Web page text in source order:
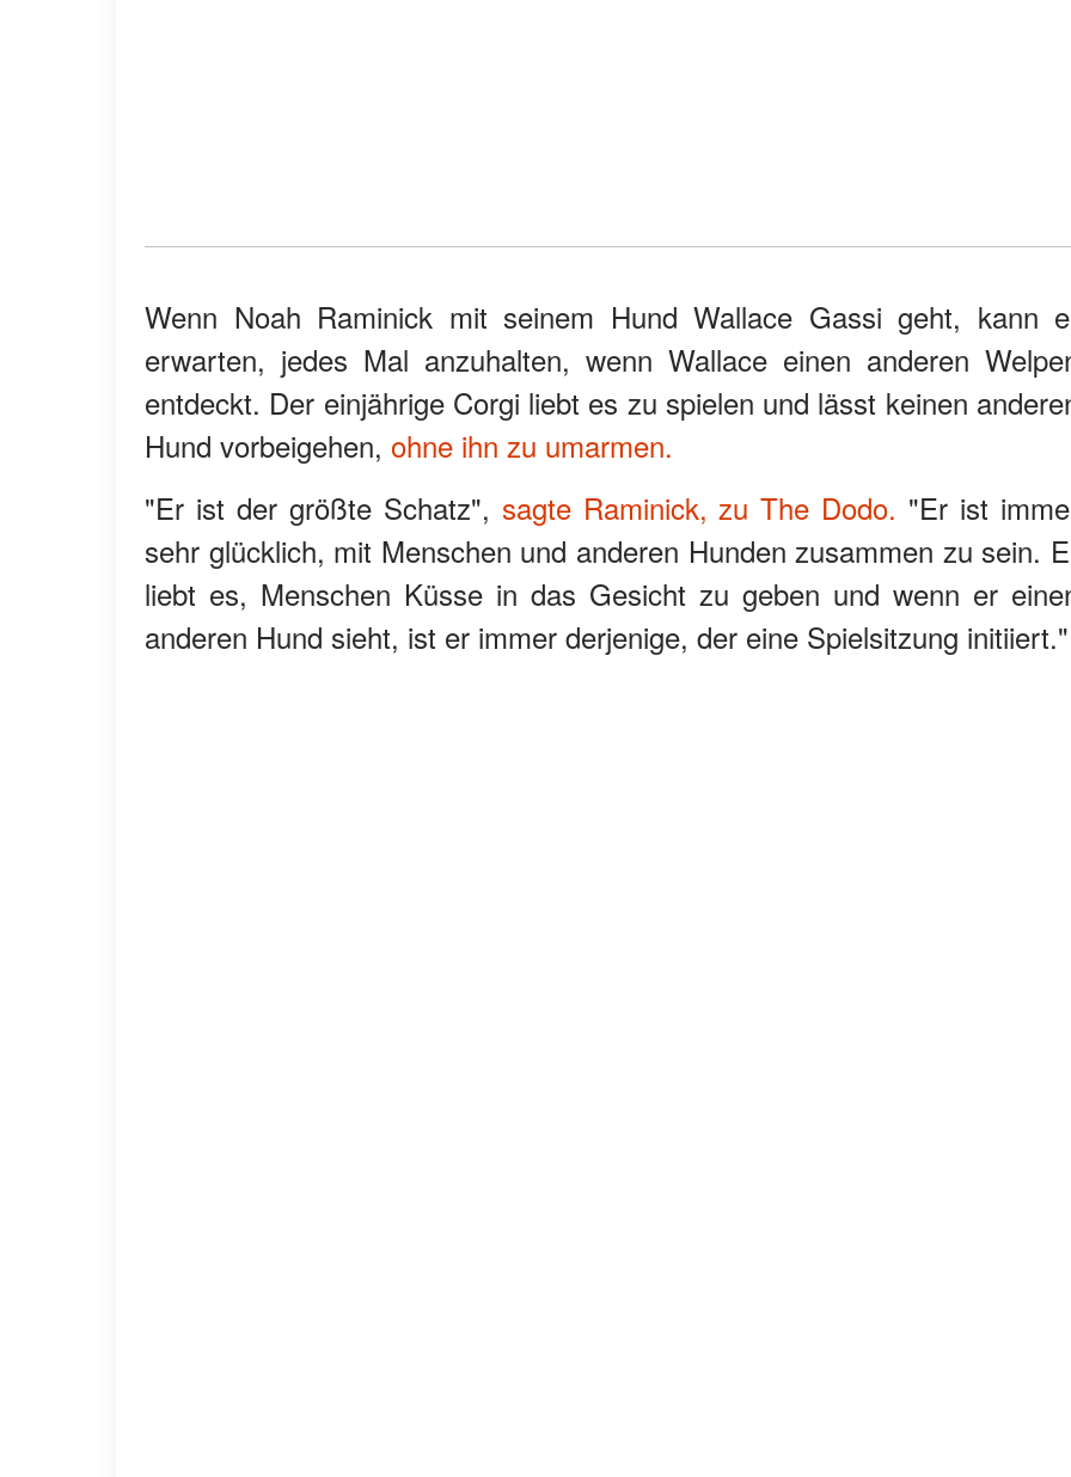
Wenn Noah Raminick mit seinem Hund Wallace Gassi geht, kann
erwarten, jedes Mal anzuhalten, wenn Wallace einen anderen
entdeckt. Der einjährige Corgi liebt es zu spielen und lässt keinen
Hund vorbeigehen, ohne ihn zu umarmen.
"Er ist der größte Schatz", sagte Raminick, zu The Dodo. "Er ist
sehr glücklich, mit Menschen und anderen Hunden zusammen zu sein.
liebt es, Menschen Küsse in das Gesicht zu geben und wenn er
anderen Hund sieht, ist er immer derjenige, der eine Spielsitzung initiiert."